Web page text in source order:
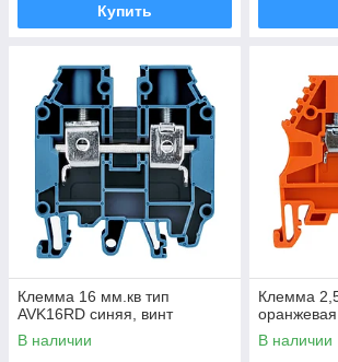
Купить
Клемма 16 мм.кв тип
AVK16RD синяя, винт
В наличии
Клемма
оранжевая
В наличии